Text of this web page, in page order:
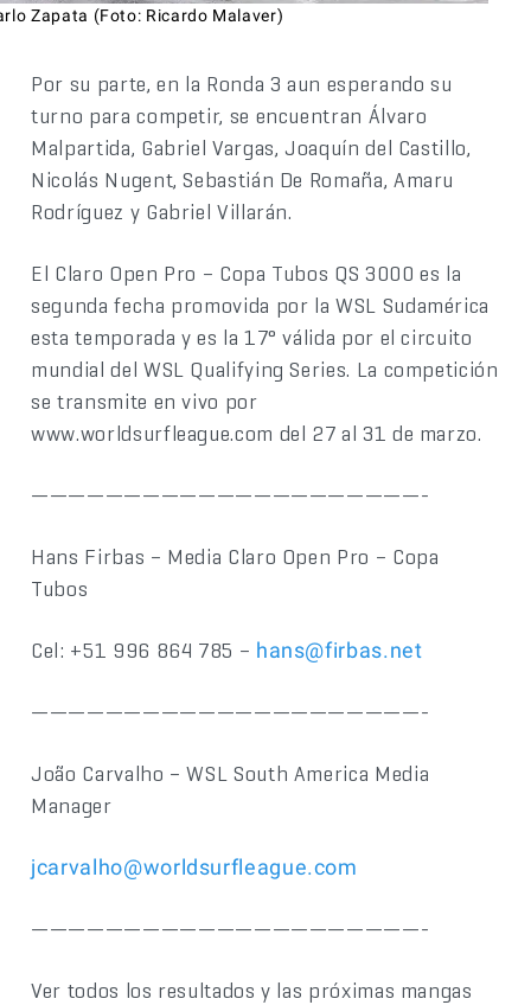
Zapata (Foto: Ricardo Malaver)
Por su parte, en la Ronda 3 aun esperando su
turno para competir, se encuentran Álvaro
Malpartida, Gabriel Vargas, Joaquín del Castillo,
Nicolás Nugent, Sebastián De Romaña, Amaru
Rodríguez y Gabriel Villarán.
El Claro Open Pro – Copa Tubos QS 3000 es la
segunda fecha promovida por la WSL Sudamérica
esta temporada y es la 17° válida por el circuito
mundial del WSL Qualifying Series. La competición
se transmite en vivo por
www.worldsurfleague.com del 27 al 31 de marzo.
—————————————————————-
Hans Firbas – Media Claro Open Pro – Copa
Tubos
Cel: +51 996 864 785 – hans@firbas.net
—————————————————————-
João Carvalho – WSL South America Media
Manager
jcarvalho@worldsurfleague.com
—————————————————————-
Ver todos los resultados y las próximas mangas